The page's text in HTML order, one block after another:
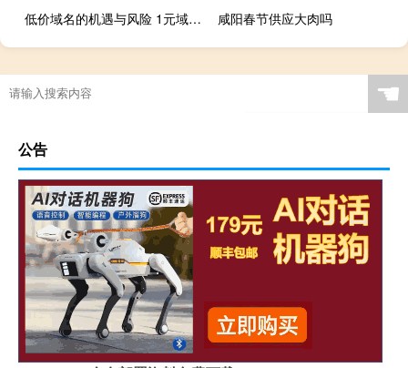
低价域名的机遇与风险 1元域名是否值得入手
咸阳春节供应大肉吗
☚
公告